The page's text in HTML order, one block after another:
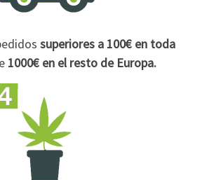
superiores a 100€ en toda
1000€ en el resto de Europa.